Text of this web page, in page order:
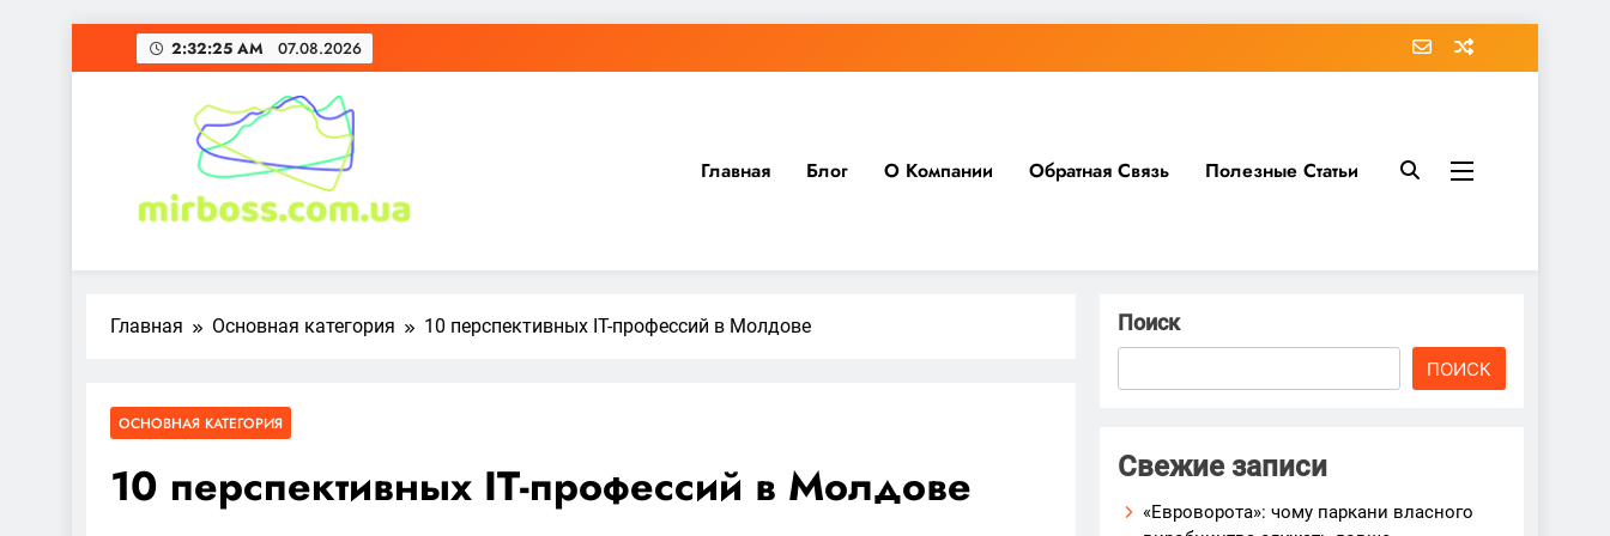
Перейти
2:32:27 AM 07.08.2026
mirboss.com.ua
Главная Блог О Компании Обратная Связь Полезные Статьи
Главная Основная категория 10 перспективных IT-профессий в Молдове
ОСНОВНАЯ КАТЕГОРИЯ
10 перспективных IT-профессий в Молдове
Поиск
ПОИСК
Свежие записи
«Евроворота»: чому паркани власного